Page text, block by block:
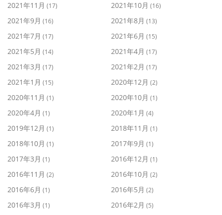
2021年11月 (17) 2021年10月 (16)
2021年9月 (16) 2021年8月 (13)
2021年7月 (17) 2021年6月 (15)
2021年5月 (14) 2021年4月 (17)
2021年3月 (17) 2021年2月 (17)
2021年1月 (15) 2020年12月 (2)
2020年11月 (1) 2020年10月 (1)
2020年4月 (1) 2020年1月 (4)
2019年12月 (1) 2018年11月 (1)
2018年10月 (1) 2017年9月 (1)
2017年3月 (1) 2016年12月 (1)
2016年11月 (2) 2016年10月 (2)
2016年6月 (1) 2016年5月 (2)
2016年3月 (1) 2016年2月 (5)